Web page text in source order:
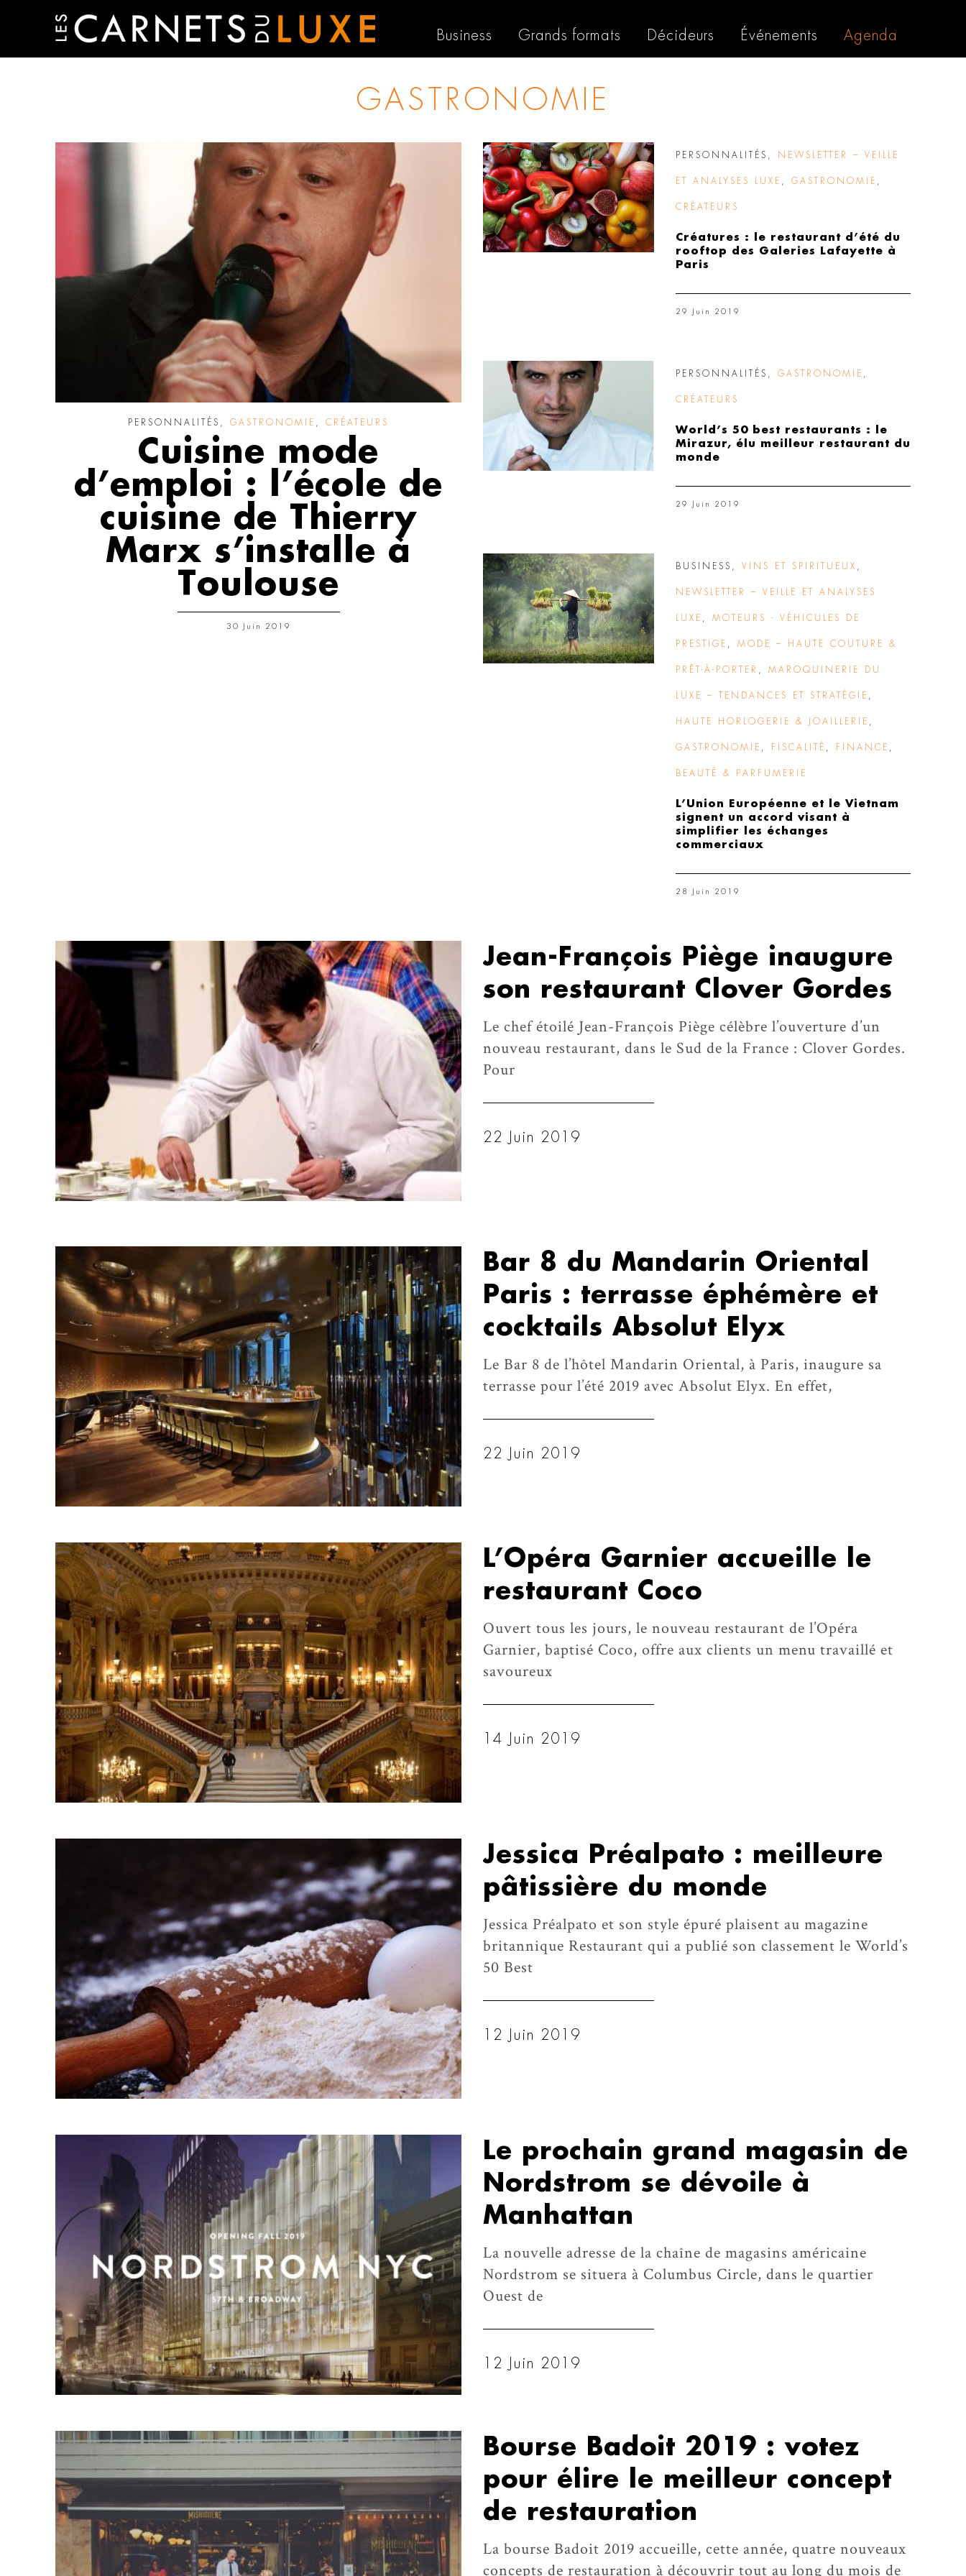
Business Grands formats Décideurs Événements Agenda
GASTRONOMIE
PERSONNALITÉS GASTRONOMIE CRÉATEURS
Cuisine mode
d’emploi : l’école de
cuisine de Thierry
Marx s’installe à
Toulouse
30 Juin 2019
PERSONNALITÉS NEWSLETTER – VEILLE
ET ANALYSES LUXE GASTRONOMIE
CRÉATEURS
Créatures : le restaurant d’été du
rooftop des Galeries Lafayette à
Paris
29 Juin 2019
PERSONNALITÉS GASTRONOMIE
CRÉATEURS
World’s 50 best restaurants : le
Mirazur, élu meilleur restaurant du
monde
29 Juin 2019
BUSINESS VINS ET SPIRITUEUX
NEWSLETTER – VEILLE ET ANALYSES
LUXE MOTEURS - VÉHICULES DE
PRESTIGE MODE – HAUTE COUTURE &
PRÊT-À-PORTER MAROQUINERIE DU
LUXE – TENDANCES ET STRATÉGIE
HAUTE HORLOGERIE & JOAILLERIE
GASTRONOMIE FISCALITÉ FINANCE
BEAUTÉ & PARFUMERIE
L’Union Européenne et le Vietnam
signent un accord visant à
simplifier les échanges
commerciaux
28 Juin 2019
Jean-François Piège inaugure
son restaurant Clover Gordes
Le chef étoilé Jean-François Piège célèbre l’ouverture d’un
nouveau restaurant, dans le Sud de la France : Clover Gordes.
Pour
22 Juin 2019
Bar 8 du Mandarin Oriental
Paris : terrasse éphémère et
cocktails Absolut Elyx
Le Bar 8 de l’hôtel Mandarin Oriental, à Paris, inaugure sa
terrasse pour l’été 2019 avec Absolut Elyx. En effet,
22 Juin 2019
L’Opéra Garnier accueille le
restaurant Coco
Ouvert tous les jours, le nouveau restaurant de l’Opéra
Garnier, baptisé Coco, offre aux clients un menu travaillé et
savoureux
14 Juin 2019
Jessica Préalpato : meilleure
pâtissière du monde
Jessica Préalpato et son style épuré plaisent au magazine
britannique Restaurant qui a publié son classement le World’s
50 Best
12 Juin 2019
Le prochain grand magasin de
Nordstrom se dévoile à
Manhattan
La nouvelle adresse de la chaîne de magasins américaine
Nordstrom se situera à Columbus Circle, dans le quartier
Ouest de
12 Juin 2019
Bourse Badoit 2019 : votez
pour élire le meilleur concept
de restauration
La bourse Badoit 2019 accueille, cette année, quatre nouveaux
concepts de restauration à découvrir tout au long du mois de